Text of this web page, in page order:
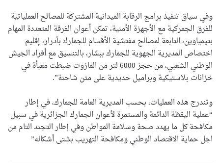
وفي سياق تنفيذ برامج الرقابة الميدانية المشتركة للمصالح العملياتية
للفرق الجمركية مع الأجهزة الأمنية، تمكن أعوان الفرقة المتعددة المهام
بتيمياوين، التابعة لمصالح مفتشية الأقسام للجمارك بأدرار، إقليم
اختصاص المديرية الجهوية للجمارك ببشار، بالتنسيق مع أفراد الجيش
الوطني الشعبي، من حجز 6000 لتر من المازوت ضبطت معبأة في
خزانات بلاستيكية وبراميل حديدية على متن شاحنة”.
وتندرج هذه العمليات، بحسب المديرية العامة للجمارك، في إطار
“عملية اليقظة الدائمة والمستمرة لأعوان الجمارك الجزائرية في سبيل
مكافحة كل ما يهدد صحة وسلامة المواطن وفي إطار التجند التام من
اجل حماية الاقتصاد الوطني ومكافحة التهريب بشتى أشكاله”